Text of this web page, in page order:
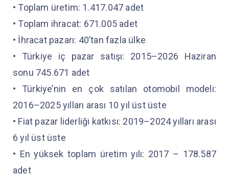
• Toplam üretim: 1.417.047 adet
• Toplam ihracat: 671.005 adet
• İhracat pazarı: 40’tan fazla ülke
• Türkiye iç pazar satışı: 2015–2026 Haziran
sonu 745.671 adet
• Türkiye’nin en çok satılan otomobil modeli:
2016–2025 yılları arası 10 yıl üst üste
• Fiat pazar liderliği katkısı: 2019–2024 yılları arası
6 yıl üst üste
• En yüksek toplam üretim yılı: 2017 – 178.587
adet